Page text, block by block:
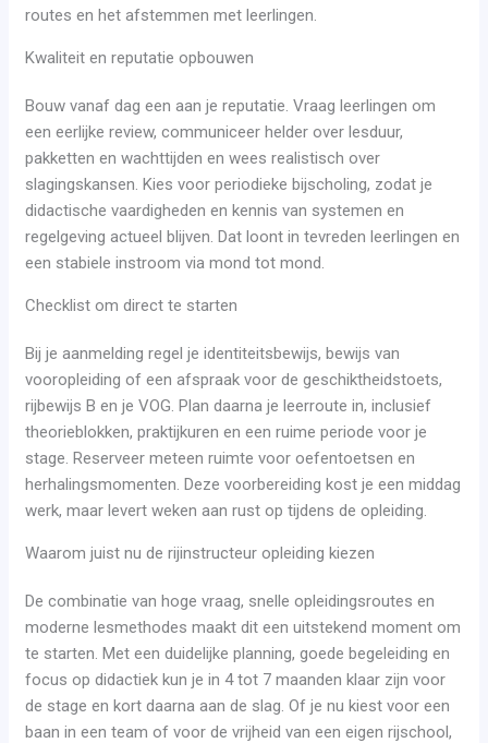
routes en het afstemmen met leerlingen.
Kwaliteit en reputatie opbouwen
Bouw vanaf dag een aan je reputatie. Vraag leerlingen om
een eerlijke review, communiceer helder over lesduur,
pakketten en wachttijden en wees realistisch over
slagingskansen. Kies voor periodieke bijscholing, zodat je
didactische vaardigheden en kennis van systemen en
regelgeving actueel blijven. Dat loont in tevreden leerlingen en
een stabiele instroom via mond tot mond.
Checklist om direct te starten
Bij je aanmelding regel je identiteitsbewijs, bewijs van
vooropleiding of een afspraak voor de geschiktheidstoets,
rijbewijs B en je VOG. Plan daarna je leerroute in, inclusief
theorieblokken, praktijkuren en een ruime periode voor je
stage. Reserveer meteen ruimte voor oefentoetsen en
herhalingsmomenten. Deze voorbereiding kost je een middag
werk, maar levert weken aan rust op tijdens de opleiding.
Waarom juist nu de rijinstructeur opleiding kiezen
De combinatie van hoge vraag, snelle opleidingsroutes en
moderne lesmethodes maakt dit een uitstekend moment om
te starten. Met een duidelijke planning, goede begeleiding en
focus op didactiek kun je in 4 tot 7 maanden klaar zijn voor
de stage en kort daarna aan de slag. Of je nu kiest voor een
baan in een team of voor de vrijheid van een eigen rijschool,